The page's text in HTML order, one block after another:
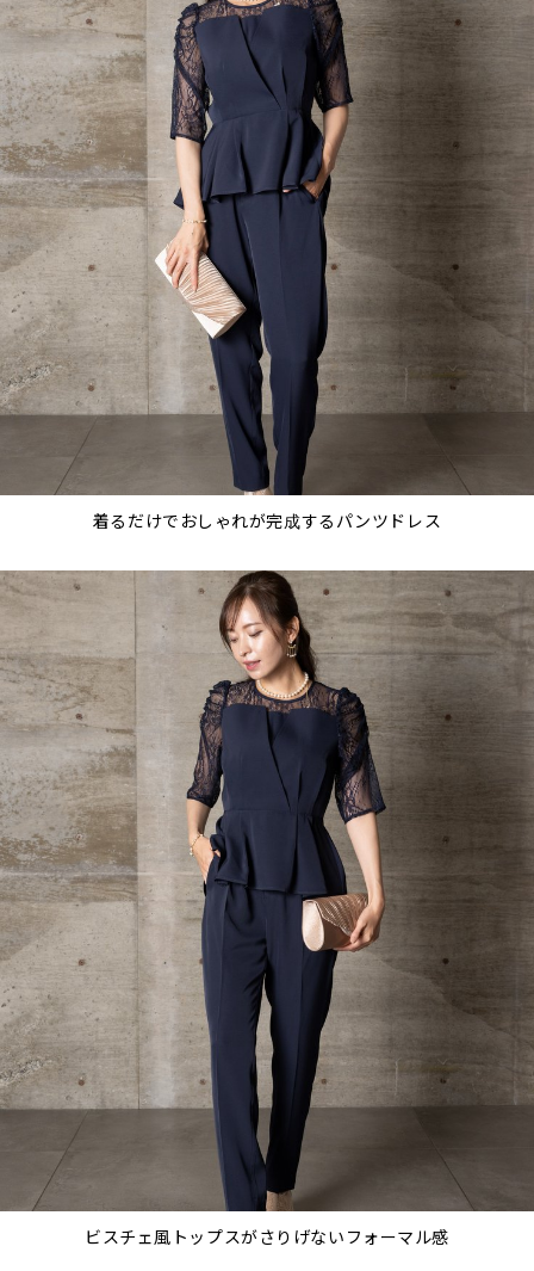
着るだけでおしゃれが完成するパンツドレス
ビスチェ風トップスがさりげないフォーマル感